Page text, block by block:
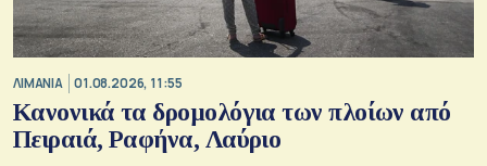
ΛΙΜΑΝΙΑ 01.08.2026, 11:55
Κανονικά τα δρομολόγια των πλοίων από
Πειραιά, Ραφήνα, Λαύριο